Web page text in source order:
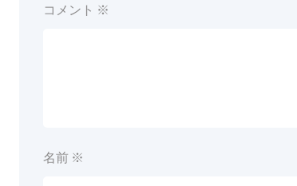
コメント ※
名前 ※